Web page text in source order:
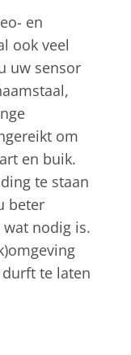
en
ook veel
uw sensor
om
en buik.
te staan
beter
nodig is.
te laten